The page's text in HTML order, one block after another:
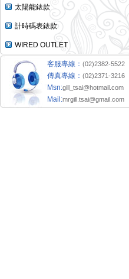
太陽能錶款
計時碼表錶款
WIRED OUTLET
客服專線： (02)2382-5522
傳真專線： (02)2371-3216
Msn:gill_tsai@hotmail.com
Mail:mrgill.tsai@gmail.com